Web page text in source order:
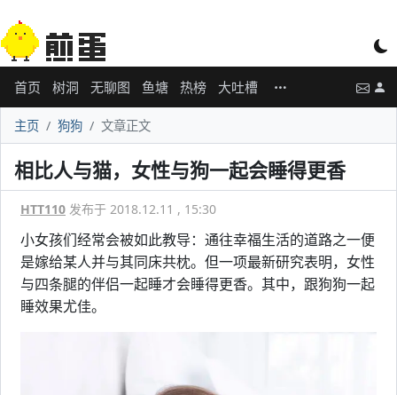
首页 树洞 无聊图 鱼塘 热榜 大吐槽
主页 狗狗 文章正文
相比人与猫，女性与狗一起会睡得更香
HTT110 发布于 2018.12.11 , 15:30
小女孩们经常会被如此教导：通往幸福生活的道路之一便
是嫁给某人并与其同床共枕。但一项最新研究表明，女性
与四条腿的伴侣一起睡才会睡得更香。其中，跟狗狗一起
睡效果尤佳。